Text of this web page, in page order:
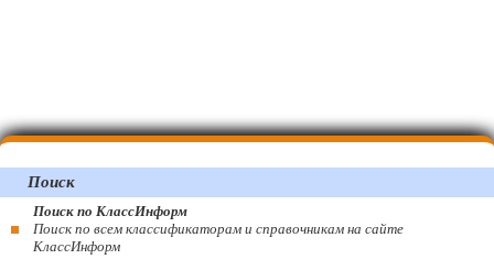
Поиск
Поиск по КлассИнформ
Поиск по всем классификаторам и справочникам на сайте
КлассИнформ